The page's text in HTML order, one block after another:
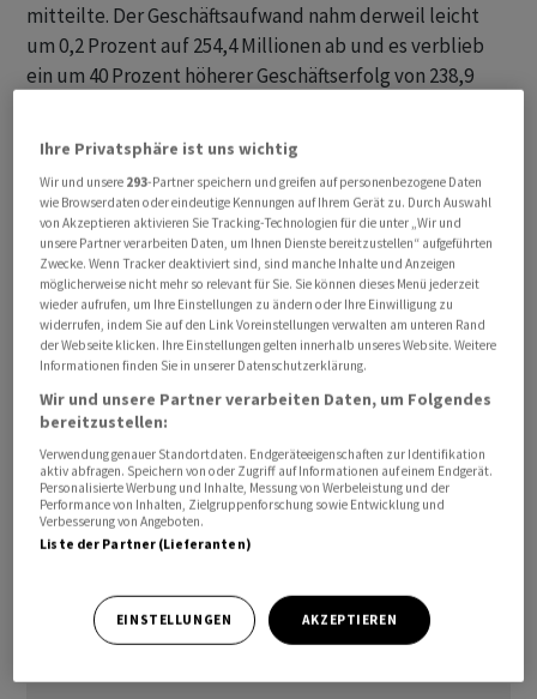
mitteilte. Der Geschäftsaufwand nahm derweil leicht
um 0,2 Prozent auf 254,4 Millionen ab und es verblieb
ein um 40 Prozent höherer Geschäftserfolg von 238,9
Der rein operative Erfolg, also vor Veräusserungen von
Finanzanlagen oder Veränderungen
ausfallrisikobedingter Wertberichtigungen sowie
anderen Effekten, rückte ebenso um 40 Prozent auf
246,9 Millionen Franken vor. Und der Reingewinn stieg
um 9,6 Prozent auf 174,9 Millionen Franken.
Vorteilhaftes Zinsumfeld
Wesentlich zum guten Abschneiden habe das
vorteilhafte Zinsumfeld geführt, so die BEKB. Die gute
Refinanzierung mit Kundengeldern und das positive
Vorzeichen beim Leitzins liessen den Nettozinserfolg
um knapp einen Fünftel auf 376,5 Millionen Franken in
Mio) und Handelserfolg (-35 Prozent auf 24,3 Mio) fielen
hingegen zurück.
Ihre Privatsphäre ist uns wichtig
Wir und unsere 293-Partner speichern und greifen auf personenbezogene Daten
wie Browserdaten oder eindeutige Kennungen auf Ihrem Gerät zu. Durch Auswahl
von Akzeptieren aktivieren Sie Tracking-Technologien für die unter „Wir und
unsere Partner verarbeiten Daten, um Ihnen Dienste bereitzustellen“ aufgeführten
Zwecke. Wenn Tracker deaktiviert sind, sind manche Inhalte und Anzeigen
möglicherweise nicht mehr so relevant für Sie. Sie können dieses Menü jederzeit
wieder aufrufen, um Ihre Einstellungen zu ändern oder Ihre Einwilligung zu
widerrufen, indem Sie auf den Link Voreinstellungen verwalten am unteren Rand
der Webseite klicken. Ihre Einstellungen gelten innerhalb unseres Website. Weitere
Informationen finden Sie in unserer Datenschutzerklärung.
Wir und unsere Partner verarbeiten Daten, um Folgendes
bereitzustellen:
Verwendung genauer Standortdaten. Endgeräteeigenschaften zur Identifikation
aktiv abfragen. Speichern von oder Zugriff auf Informationen auf einem Endgerät.
Personalisierte Werbung und Inhalte, Messung von Werbeleistung und der
Performance von Inhalten, Zielgruppenforschung sowie Entwicklung und
Verbesserung von Angeboten.
Liste der Partner (Lieferanten)
EINSTELLUNGEN AKZEPTIEREN